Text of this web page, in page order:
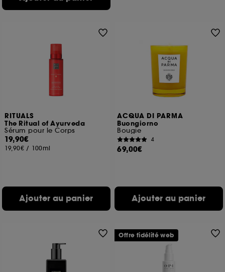
RITUALS
The Ritual of Ayurveda
Sérum pour le Corps
19,90€
19,90€ / 100ml
Ajouter au panier
ACQUA DI PARMA
Buongiorno
Bougie
4
69,00€
Ajouter au panier
Offre fidélité web